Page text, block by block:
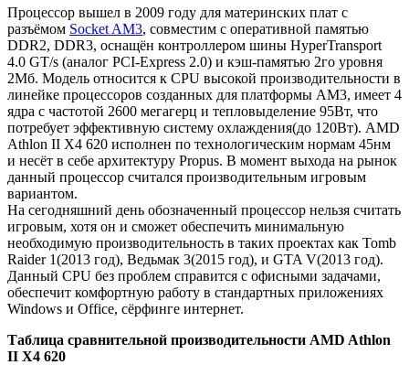
Процессор вышел в 2009 году для материнских плат с
разъёмом Socket AM3, совместим с оперативной памятью
DDR2, DDR3, оснащён контроллером шины HyperTransport
4.0 GT/s (аналог PCI-Express 2.0) и кэш-памятью 2го уровня
2Мб. Модель относится к CPU высокой производительности в
линейке процессоров созданных для платформы AM3, имеет 4
ядра с частотой 2600 мегагерц и тепловыделение 95Вт, что
потребует эффективную систему охлаждения(до 120Вт). AMD
Athlon II X4 620 исполнен по технологическим нормам 45нм
и несёт в себе архитектуру Propus. В момент выхода на рынок
данный процессор считался производительным игровым
вариантом.
На сегодняшний день обозначенный процессор нельзя считать
игровым, хотя он и сможет обеспечить минимальную
необходимую производительность в таких проектах как Tomb
Raider 1(2013 год), Ведьмак 3(2015 год), и GTA V(2013 год).
Данный CPU без проблем справится с офисными задачами,
обеспечит комфортную работу в стандартных приложениях
Windows и Office, сёрфинге интернет.
Таблица сравнительной производительности AMD Athlon
II X4 620